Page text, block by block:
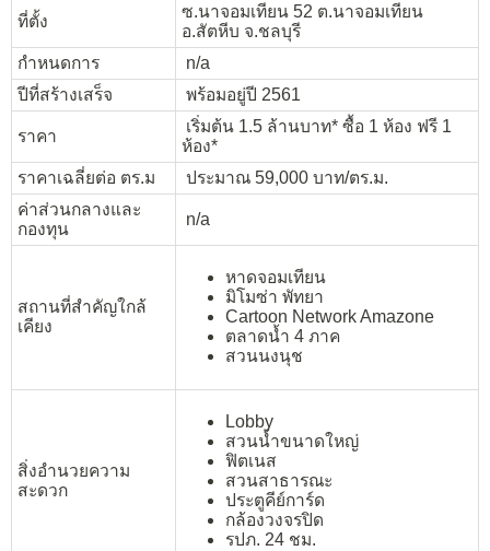
ที่ตั้ง
ซ.นาจอมเทียน 52 ต.นาจอมเทียน
อ.สัตหีบ จ.ชลบุรี
กำหนดการ
n/a
ปีที่สร้างเสร็จ
พร้อมอยู่ปี 2561
ราคา
เริ่มต้น 1.5 ล้านบาท* ซื้อ 1 ห้อง ฟรี 1
ห้อง*
ราคาเฉลี่ยต่อ ตร.ม
ประมาณ 59,000 บาท/ตร.ม.
ค่าส่วนกลางและ
กองทุน
n/a
สถานที่สำคัญใกล้
เคียง
หาดจอมเทียน
มิโมซ่า พัทยา
Cartoon Network Amazone
ตลาดน้ำ 4 ภาค
สวนนงนุช
สิ่งอำนวยความ
สะดวก
Lobby
สวนน้ำขนาดใหญ่
ฟิตเนส
สวนสาธารณะ
ประตูคีย์การ์ด
กล้องวงจรปิด
รปภ. 24 ชม.